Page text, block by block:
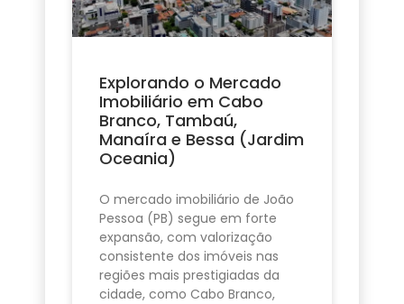
Explorando o Mercado
Imobiliário em Cabo
Branco, Tambaú,
Manaíra e Bessa (Jardim
Oceania)
O mercado imobiliário de João
Pessoa (PB) segue em forte
expansão, com valorização
consistente dos imóveis nas
regiões mais prestigiadas da
cidade, como Cabo Branco,